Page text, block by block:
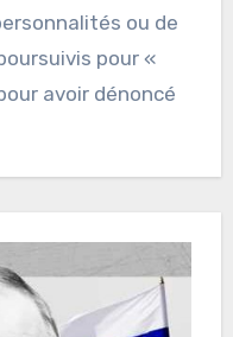
ou de
pour «
avoir dénoncé